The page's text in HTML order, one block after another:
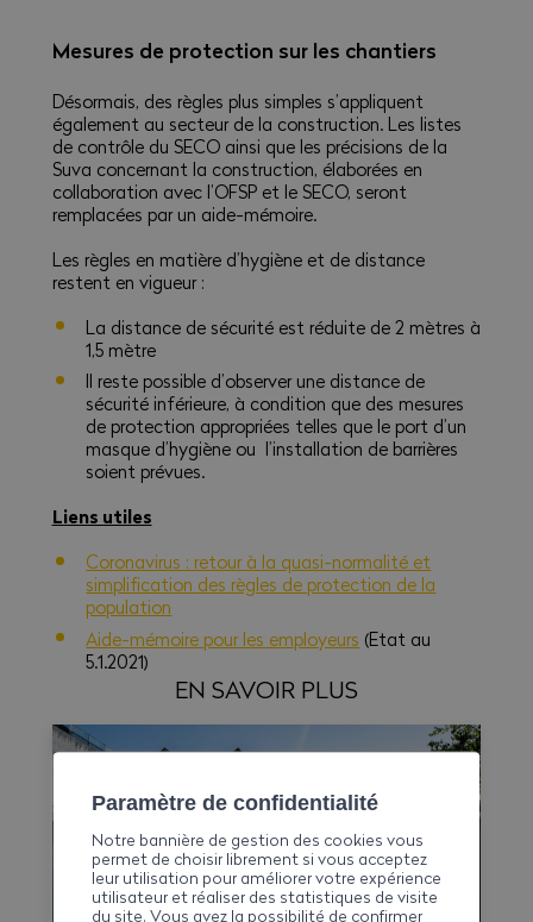
Mesures de protection sur les chantiers
Désormais, des règles plus simples s’appliquent
également au secteur de la construction. Les listes
de contrôle du SECO ainsi que les précisions de la
Suva concernant la construction, élaborées en
collaboration avec l’OFSP et le SECO, seront
remplacées par un aide-mémoire.
Les règles en matière d’hygiène et de distance
restent en vigueur :
La distance de sécurité est réduite de 2 mètres à
1,5 mètre
Il reste possible d’observer une distance de
sécurité inférieure, à condition que des mesures
de protection appropriées telles que le port d’un
masque d’hygiène ou l’installation de barrières
soient prévues.
Liens utiles
Coronavirus : retour à la quasi-normalité et
simplification des règles de protection de la
population
Aide-mémoire pour les employeurs (Etat au
5.1.2021)
EN SAVOIR PLUS
Paramètre de confidentialité
Notre bannière de gestion des cookies vous
permet de choisir librement si vous acceptez
leur utilisation pour améliorer votre expérience
utilisateur et réaliser des statistiques de visite
du site. Vous avez la possibilité de confirmer